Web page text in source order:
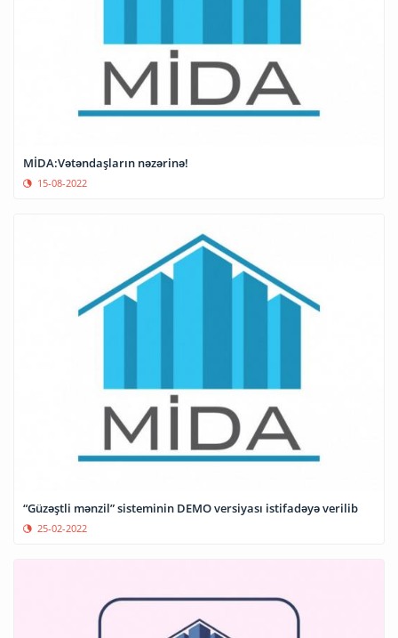
MİDA:Vətəndaşların nəzərinə!
15-08-2022
“Güzəştli mənzil” sisteminin DEMO versiyası istifadəyə verilib
25-02-2022